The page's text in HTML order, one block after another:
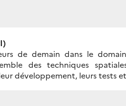
de demain dans le
des techniques
développement, leurs tests